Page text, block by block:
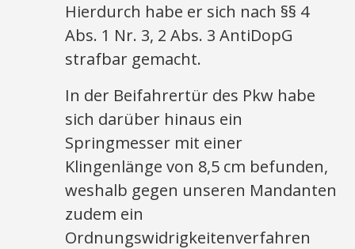
Hierdurch habe er sich nach §§ 4
Abs. 1 Nr. 3, 2 Abs. 3 AntiDopG
strafbar gemacht.
In der Beifahrertür des Pkw habe
sich darüber hinaus ein
Springmesser mit einer
Klingenlänge von 8,5 cm befunden,
weshalb gegen unseren Mandanten
zudem ein
Ordnungswidrigkeitenverfahren